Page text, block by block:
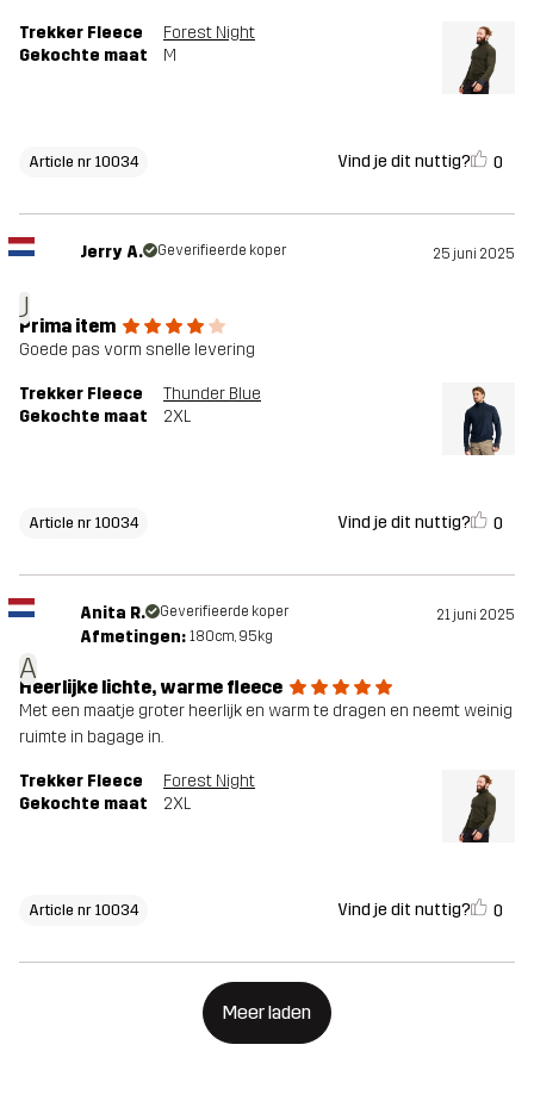
Trekker Fleece
Forest Night
Gekochte maat
M
Article nr 10034 Vind je dit nuttig? 0
J
Jerry A. Geverifieerde koper 25 juni 2025
Prima item
Goede pas vorm snelle levering
Trekker Fleece
Thunder Blue
Gekochte maat
2XL
Article nr 10034 Vind je dit nuttig? 0
A
Anita R. Geverifieerde koper 21 juni 2025
Afmetingen: 180cm, 95kg
Heerlijke lichte, warme fleece
Met een maatje groter heerlijk en warm te dragen en neemt weinig
ruimte in bagage in.
Trekker Fleece
Forest Night
Gekochte maat
2XL
Article nr 10034 Vind je dit nuttig? 0
Meer laden